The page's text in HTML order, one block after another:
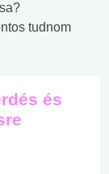
tudnom
és